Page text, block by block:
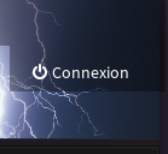
Connexion